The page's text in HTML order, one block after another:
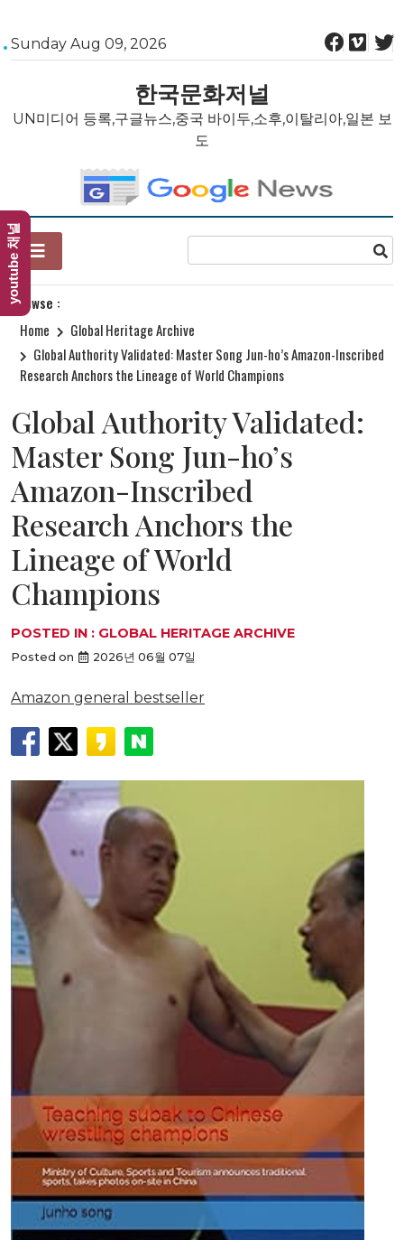
Skip
to
Sunday Aug 09, 2026
한국문화저널
UN미디어 등록,구글뉴스,중국 바이두,소후,이탈리아,일본 보
도
Browse :
Home
Global Heritage Archive
Global Authority Validated: Master Song Jun-ho’s Amazon-Inscribed
Research Anchors the Lineage of World Champions
Global Authority Validated:
Master Song Jun-ho’s
Amazon-Inscribed
Research Anchors the
Lineage of World
Champions
POSTED IN : GLOBAL HERITAGE ARCHIVE
Posted on 2026년 06월 07일
Amazon general bestseller
youtube 채널